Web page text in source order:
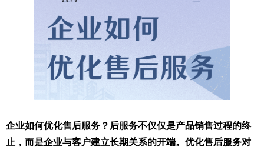
企业如何优化售后服务？后服务不仅仅是产品销售过程的终
止，而是企业与客户建立长期关系的开端。优化售后服务对